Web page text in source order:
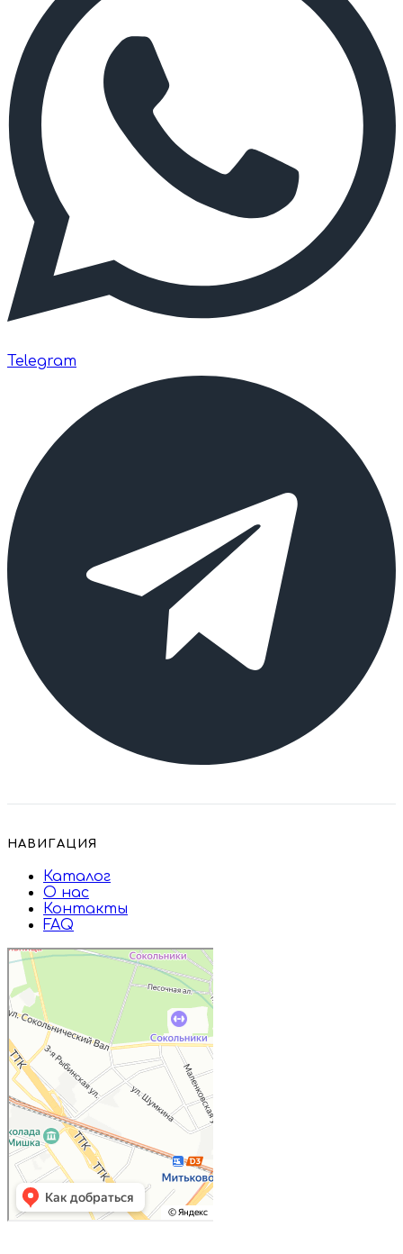
Telegram
НАВИГАЦИЯ
Каталог
О нас
Контакты
FAQ
Дружба
Пищевые ингредиенты и специи в
Москве
Магазин подарков и сувениров в
Москве